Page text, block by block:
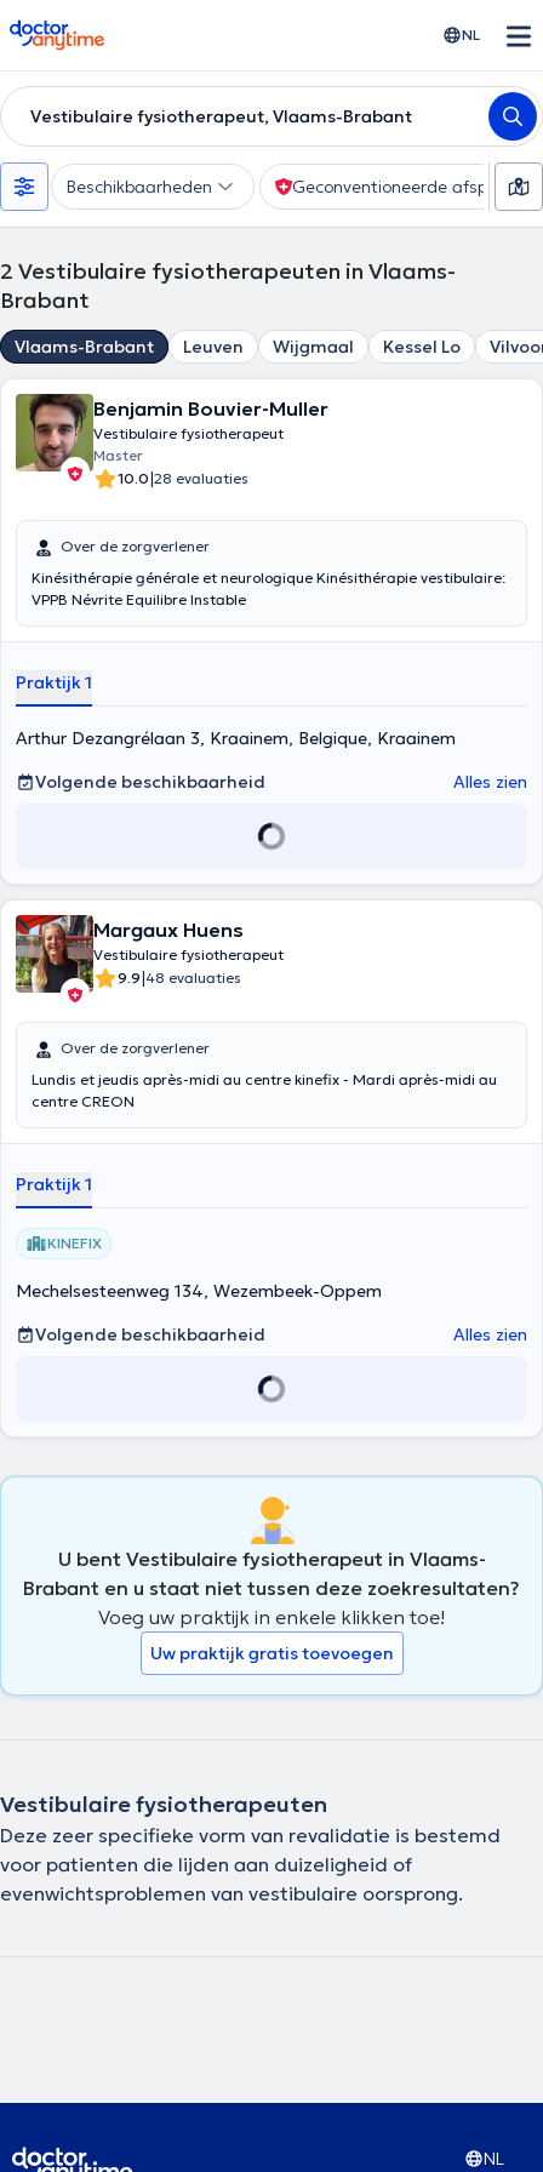
doctoranytime NL
Vestibulaire fysiotherapeut, Vlaams-Brabant
Beschikbaarheden Geconventioneerde afspraak
2 Vestibulaire fysiotherapeuten in Vlaams-
Brabant
Vlaams-Brabant Leuven Wijgmaal Kessel Lo
Benjamin Bouvier-Muller
Vestibulaire fysiotherapeut
Master
10.0|28 evaluaties
Over de zorgverlener
Kinésithérapie générale et neurologique Kinésithérapie vestibulaire:
VPPB Névrite Equilibre Instable
Praktijk 1
Arthur Dezangrélaan 3, Kraainem, Belgique, Kraainem
Volgende beschikbaarheid
Alles zien
Margaux Huens
Vestibulaire fysiotherapeut
9.9|48 evaluaties
Over de zorgverlener
Lundis et jeudis après-midi au centre kinefix - Mardi après-midi au
centre CREON
Praktijk 1
KINEFIX
Mechelsesteenweg 134, Wezembeek-Oppem
Volgende beschikbaarheid
Alles zien
U bent Vestibulaire fysiotherapeut in Vlaams-
Brabant en u staat niet tussen deze zoekresultaten?
Voeg uw praktijk in enkele klikken toe!
Uw praktijk gratis toevoegen
Vestibulaire fysiotherapeuten
Deze zeer specifieke vorm van revalidatie is bestemd
voor patienten die lijden aan duizeligheid of
evenwichtsproblemen van vestibulaire oorsprong.
NL